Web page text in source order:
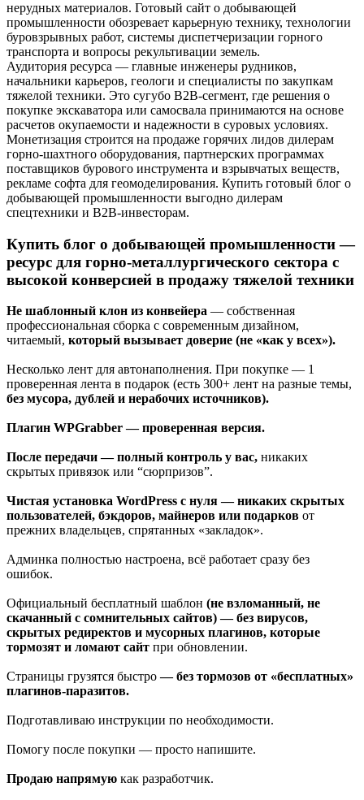
нерудных материалов. Готовый сайт о добывающей
промышленности обозревает карьерную технику, технологии
буровзрывных работ, системы диспетчеризации горного
транспорта и вопросы рекультивации земель.
Аудитория ресурса — главные инженеры рудников,
начальники карьеров, геологи и специалисты по закупкам
тяжелой техники. Это сугубо B2B-сегмент, где решения о
покупке экскаватора или самосвала принимаются на основе
расчетов окупаемости и надежности в суровых условиях.
Монетизация строится на продаже горячих лидов дилерам
горно-шахтного оборудования, партнерских программах
поставщиков бурового инструмента и взрывчатых веществ,
рекламе софта для геомоделирования. Купить готовый блог о
добывающей промышленности выгодно дилерам
спецтехники и B2B-инвесторам.
Купить блог о добывающей промышленности —
ресурс для горно-металлургического сектора с
высокой конверсией в продажу тяжелой техники
Не шаблонный клон из конвейера — собственная
профессиональная сборка с современным дизайном,
читаемый, который вызывает доверие (не «как у всех»).
Несколько лент для автонаполнения. При покупке — 1
проверенная лента в подарок (есть 300+ лент на разные темы,
без мусора, дублей и нерабочих источников).
Плагин WPGrabber — проверенная версия.
После передачи — полный контроль у вас, никаких
скрытых привязок или “сюрпризов”.
Чистая установка WordPress с нуля — никаких скрытых
пользователей, бэкдоров, майнеров или подарков от
прежних владельцев, спрятанных «закладок».
Админка полностью настроена, всё работает сразу без
ошибок.
Официальный бесплатный шаблон (не взломанный, не
скачанный с сомнительных сайтов) — без вирусов,
скрытых редиректов и мусорных плагинов, которые
тормозят и ломают сайт при обновлении.
Страницы грузятся быстро— без тормозов от «бесплатных»
плагинов-паразитов.
Подготавливаю инструкции по необходимости.
Помогу после покупки — просто напишите.
Продаю напрямую как разработчик.